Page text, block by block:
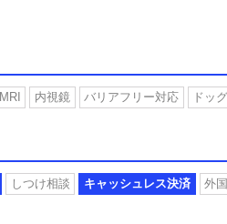
MRI 内視鏡 バリアフリー対応 ドッ
しつけ相談 キャッシュレス決済 外